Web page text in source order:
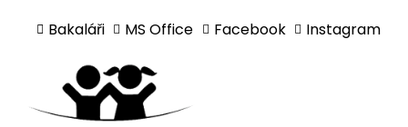
Bakaláři MS Office Facebook Instagram